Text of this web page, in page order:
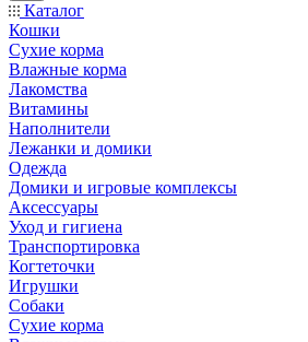
Каталог
Кошки
Сухие корма
Влажные корма
Лакомства
Витамины
Наполнители
Лежанки и домики
Одежда
Домики и игровые комплексы
Аксессуары
Уход и гигиена
Транспортировка
Когтеточки
Игрушки
Собаки
Сухие корма